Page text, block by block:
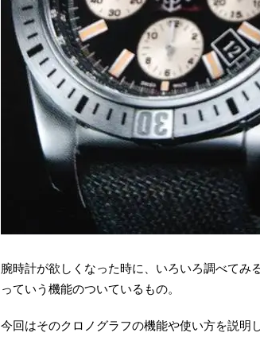
腕時計が欲しくなった時に、いろいろ調べてみ
っていう機能のついているもの。
今回はそのクロノグラフの機能や使い方を説明